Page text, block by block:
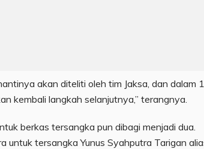
akan diteliti oleh tim Jaksa, dan dalam
kembali langkah selanjutnya,” terangnya.
berkas tersangka pun dibagi menjadi dua.
untuk tersangka Yunus Syahputra Tarigan